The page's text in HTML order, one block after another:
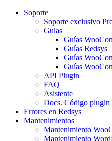
Soporte
Soporte exclusivo
Guias
Guías
Guías Redsys
Guías
Guías
API Plugin
FAQ
Asistente
Docs. Código plugin
Errores en Redsys
Mantenimientos
Mantenimiento
Mantenimiento